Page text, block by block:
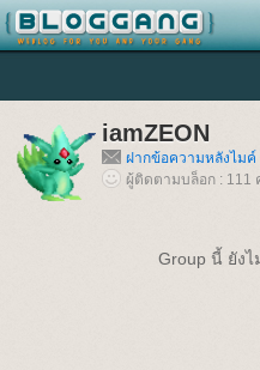
iamZEON
ฝากข้อความหลังไมค์
ผู้ติดตามบล็อก : 111
Group นี้ ยังไ